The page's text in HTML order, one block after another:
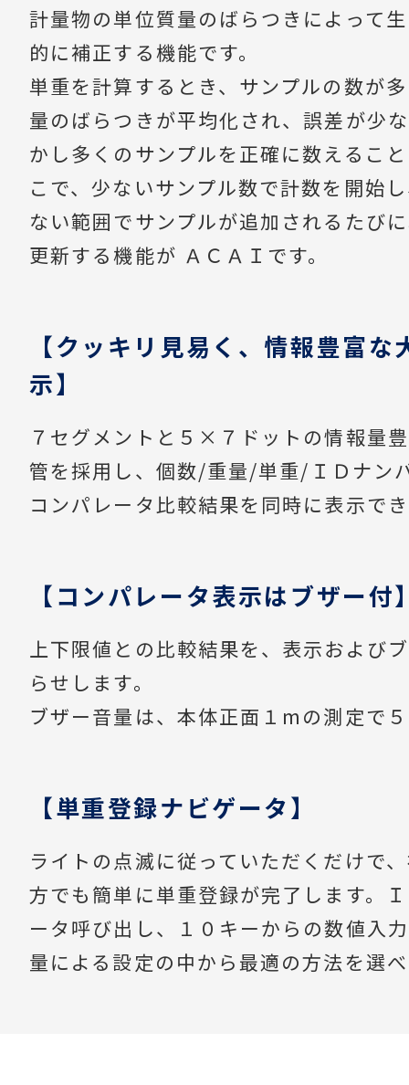
計量物の単位質量のばらつきによって
的に補正する機能です。
単重を計算するとき、サンプルの数が
量のばらつきが平均化され、誤差が少
かし多くのサンプルを正確に数えるこ
こで、少ないサンプル数で計数を開始
ない範囲でサンプルが追加されるたび
更新する機能が ＡＣＡＩです。
【クッキリ見易く、情報豊富な
示】
７セグメントと５×７ドットの情報量
管を採用し、個数/重量/単重/ＩＤナン
コンパレータ比較結果を同時に表示で
【コンパレータ表示はブザー付
上下限値との比較結果を、表示および
らせします。
ブザー音量は、本体正面１mの測定で
【単重登録ナビゲータ】
ライトの点滅に従っていただくだけで
方でも簡単に単重登録が完了します。
ータ呼び出し、１０キーからの数値入
量による設定の中から最適の方法を選